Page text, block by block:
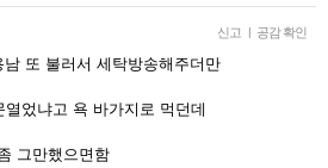
신고 | 공감 확인
또 불러서 세탁방송해주더만
었냐고 욕 바가지로 먹던데
그만했으면함